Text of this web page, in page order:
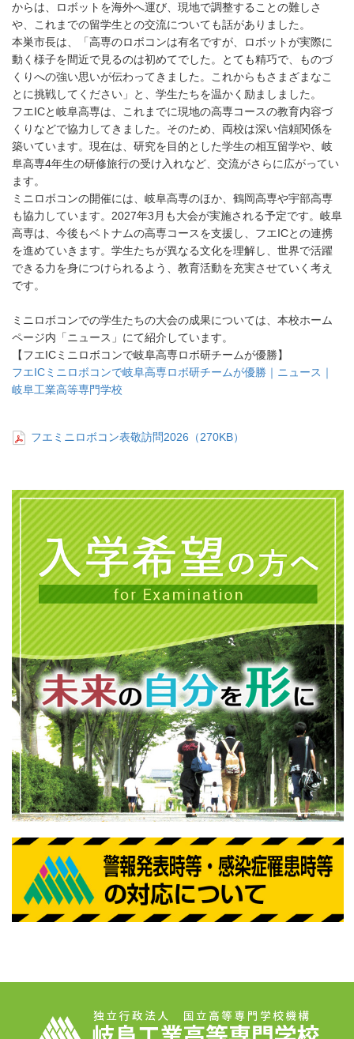
からは、ロボットを海外へ運び、現地で調整することの難しさ
や、これまでの留学生との交流についても話がありました。
本巣市長は、「高専のロボコンは有名ですが、ロボットが実際に
動く様子を間近で見るのは初めてでした。とても精巧で、ものづ
くりへの強い思いが伝わってきました。これからもさまざまなこ
とに挑戦してください」と、学生たちを温かく励ましました。
フエICと岐阜高専は、これまでに現地の高専コースの教育内容づ
くりなどで協力してきました。そのため、両校は深い信頼関係を
築いています。現在は、研究を目的とした学生の相互留学や、岐
阜高専4年生の研修旅行の受け入れなど、交流がさらに広がってい
ます。
ミニロボコンの開催には、岐阜高専のほか、鶴岡高専や宇部高専
も協力しています。2027年3月も大会が実施される予定です。岐阜
高専は、今後もベトナムの高専コースを支援し、フエICとの連携
を進めていきます。学生たちが異なる文化を理解し、世界で活躍
できる力を身につけられるよう、教育活動を充実させていく考え
です。
ミニロボコンでの学生たちの大会の成果については、本校ホーム
ページ内「ニュース」にて紹介しています。
【フエICミニロボコンで岐阜高専ロボ研チームが優勝】
フエICミニロボコンで岐阜高専ロボ研チームが優勝｜ニュース｜
岐阜工業高等専門学校
フエミニロボコン表敬訪問2026（270KB）